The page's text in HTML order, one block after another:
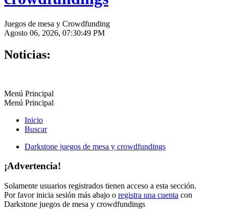
Juegos de mesa y Crowdfunding
Agosto 06, 2026, 07:30:49 PM
Noticias:
Menú Principal
Menú Principal
Inicio
Buscar
Darkstone juegos de mesa y crowdfundings
¡Advertencia!
Solamente usuarios registrados tienen acceso a esta sección.
Por favor inicia sesión más abajo o registra una cuenta con
Darkstone juegos de mesa y crowdfundings